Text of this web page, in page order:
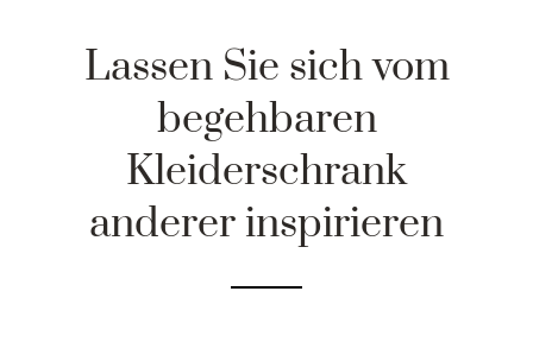
Lassen Sie sich vom
begehbaren
Kleiderschrank
anderer inspirieren